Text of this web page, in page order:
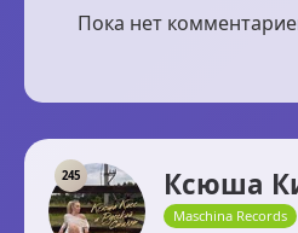
Пока нет
245 Ксюша
Maschina Records